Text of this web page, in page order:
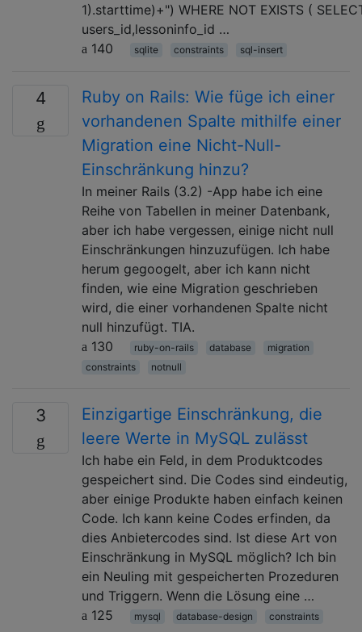
1).starttime)+") WHERE NOT EXISTS (
users_id,lessoninfo_id …
140
sqlite constraints sql-insert
4
Ruby on Rails: Wie füge ich einer
vorhandenen Spalte mithilfe einer
Migration eine Nicht-Null-
Einschränkung hinzu?
In meiner Rails (3.2) -App habe ich eine
Reihe von Tabellen in meiner Datenbank,
aber ich habe vergessen, einige nicht null
Einschränkungen hinzuzufügen. Ich habe
herum gegoogelt, aber ich kann nicht
finden, wie eine Migration geschrieben
wird, die einer vorhandenen Spalte nicht
null hinzufügt. TIA.
130
ruby-on-rails database
migration
constraints
notnull
3
Einzigartige Einschränkung, die
leere Werte in MySQL zulässt
Ich habe ein Feld, in dem Produktcodes
gespeichert sind. Die Codes sind eindeutig,
aber einige Produkte haben einfach keinen
Code. Ich kann keine Codes erfinden, da
dies Anbietercodes sind. Ist diese Art von
Einschränkung in MySQL möglich? Ich bin
ein Neuling mit gespeicherten Prozeduren
und Triggern. Wenn die Lösung eine …
125
mysql database-design constraints